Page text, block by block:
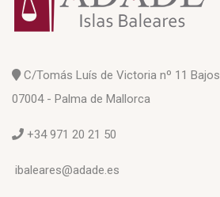
C/Tomás Luís de Victoria nº 11 Bajos
07004 - Palma de Mallorca
+34 971 20 21 50
ibaleares@adade.es